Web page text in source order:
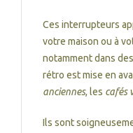
Ces interrupteurs
votre maison ou à
notamment dans
rétro est mise en
anciennes, les cafés
Ils sont